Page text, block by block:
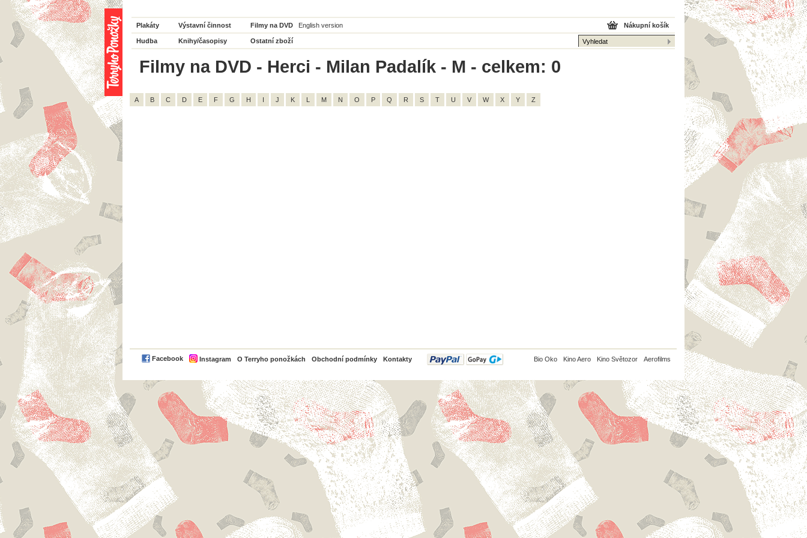
Plakáty Výstavní činnost Filmy na DVD English version
Hudba Knihy/časopisy Ostatní zboží
Nákupní košík
Filmy na DVD - Herci - Milan Padalík - M - celkem: 0
A B C D E F G H I J K L M N O P Q R S T U V W X Y Z
Facebook Instagram O Terryho ponožkách Obchodní podmínky Kontakty
PayPal Bio Oko Kino Aero Kino Světozor Aerofilms